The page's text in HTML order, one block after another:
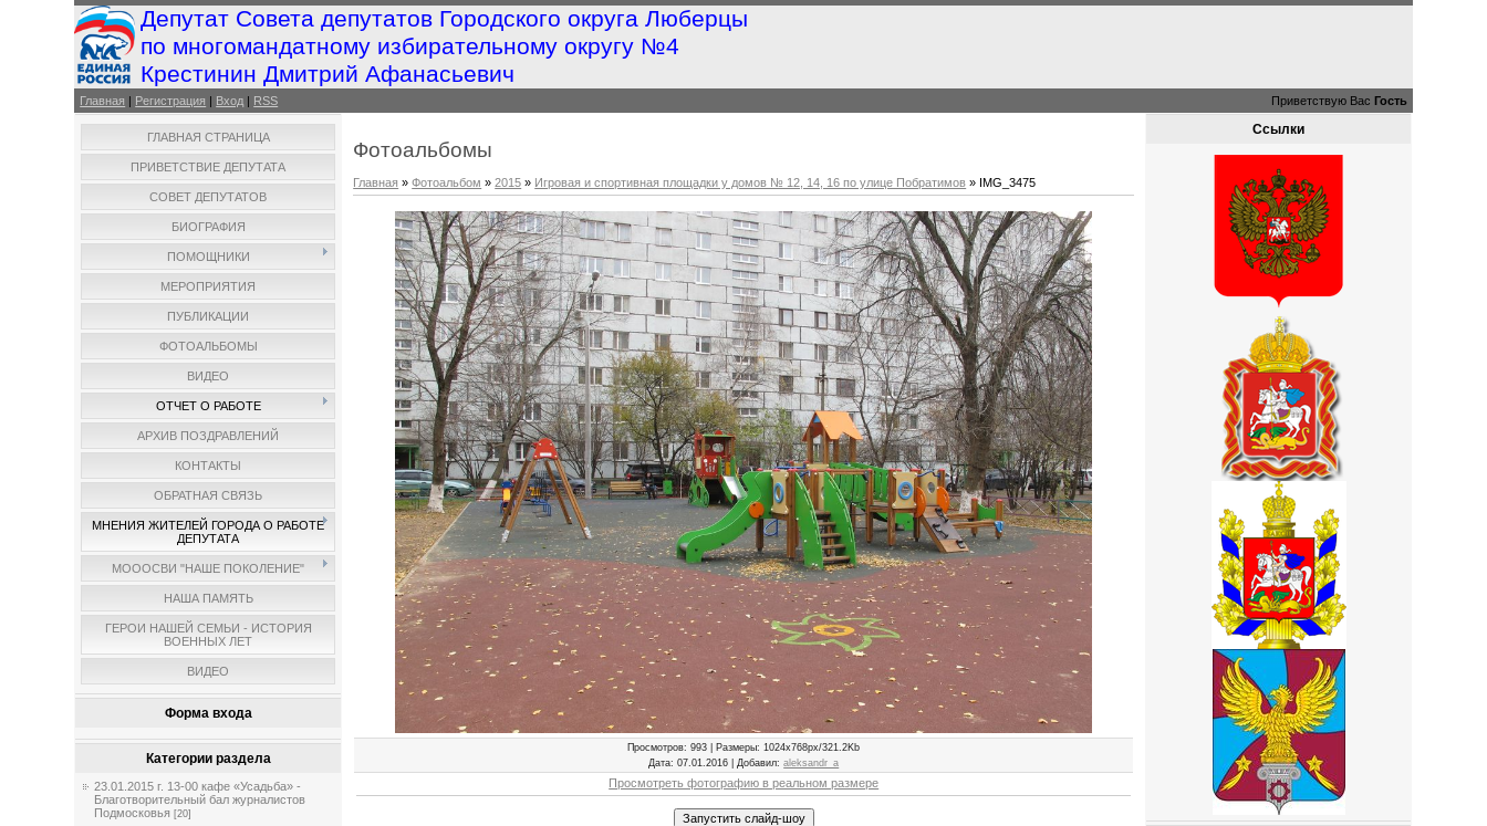
Депутат Совета депутатов Городского округа Люберцы
по многомандатному избирательному округу №4
Крестинин Дмитрий Афанасьевич
Главная | Регистрация | Вход | RSS Приветствую Вас Гость
ГЛАВНАЯ СТРАНИЦА
ПРИВЕТСТВИЕ ДЕПУТАТА
СОВЕТ ДЕПУТАТОВ
БИОГРАФИЯ
ПОМОЩНИКИ
МЕРОПРИЯТИЯ
ПУБЛИКАЦИИ
ФОТОАЛЬБОМЫ
ВИДЕО
ОТЧЕТ О РАБОТЕ
АРХИВ ПОЗДРАВЛЕНИЙ
КОНТАКТЫ
ОБРАТНАЯ СВЯЗЬ
МНЕНИЯ ЖИТЕЛЕЙ ГОРОДА О РАБОТЕ
ДЕПУТАТА
МОООСВИ "НАШЕ ПОКОЛЕНИЕ"
НАША ПАМЯТЬ
ГЕРОИ НАШЕЙ СЕМЬИ - ИСТОРИЯ
ВОЕННЫХ ЛЕТ
ВИДЕО
Форма входа
Категории раздела
23.01.2015 г. 13-00 кафе «Усадьба» -
Благотворительный бал журналистов
Подмосковья [20]
Фотоальбомы
Главная »Фотоальбом »2015 » Игровая и спортивная площадки у домов № 12, 14, 16 по улице Побратимов » IMG_3475
Просмотров: 993 | Размеры: 1024x768px/321.2Kb
Дата: 07.01.2016 | Добавил:aleksandr_a
Просмотреть фотографию в реальном размере
Ссылки